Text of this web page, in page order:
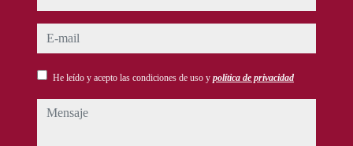
e-mail
He leído y acepto las condiciones de uso y política de privacidad
mensaje